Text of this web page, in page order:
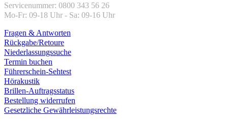
Servicenummer: 0800 343 56 26
Mo-Fr: 09-18 Uhr - Sa: 09-16 Uhr
Fragen & Antworten
Rückgabe/Retoure
Niederlassungssuche
Termin buchen
Führerschein-Sehtest
Hörakustik
Brillen-Auftragsstatus
Bestellung widerrufen
Gesetzliche Gewährleistungsrechte